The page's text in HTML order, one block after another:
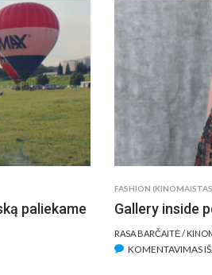
paliekame
FASHION
Gallery inside
RASA BARČAITĖ /
KOMENTAVIMAS